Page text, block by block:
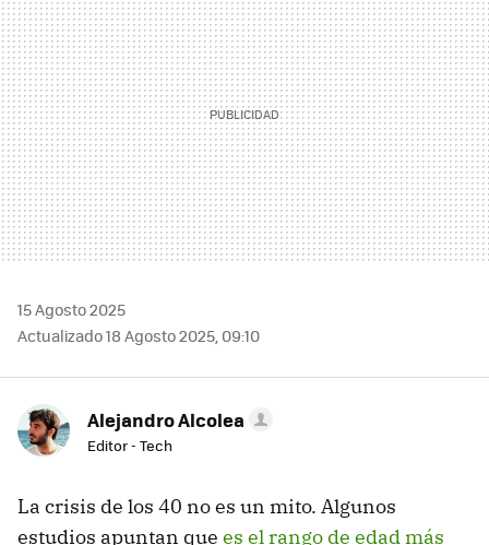
15 Agosto 2025
Actualizado 18 Agosto 2025, 09:10
Alejandro Alcolea
Editor - Tech
La crisis de los 40 no es un mito. Algunos
estudios apuntan que es el rango de edad más